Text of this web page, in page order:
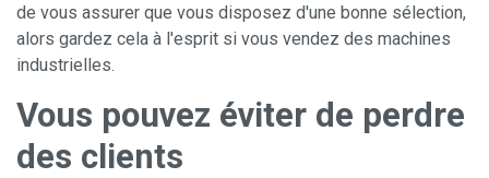
de vous assurer que vous disposez d'une bonne sélection,
alors gardez cela à l'esprit si vous vendez des machines
industrielles.
Vous pouvez éviter de perdre
des clients